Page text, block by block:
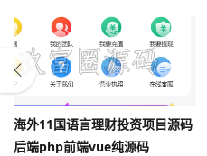
海外11国语言理财投资项目源码
后端php前端vue纯源码